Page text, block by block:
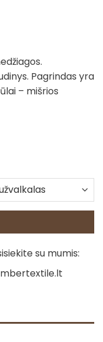
Pagrindas yra
– mišrios
su mumis: